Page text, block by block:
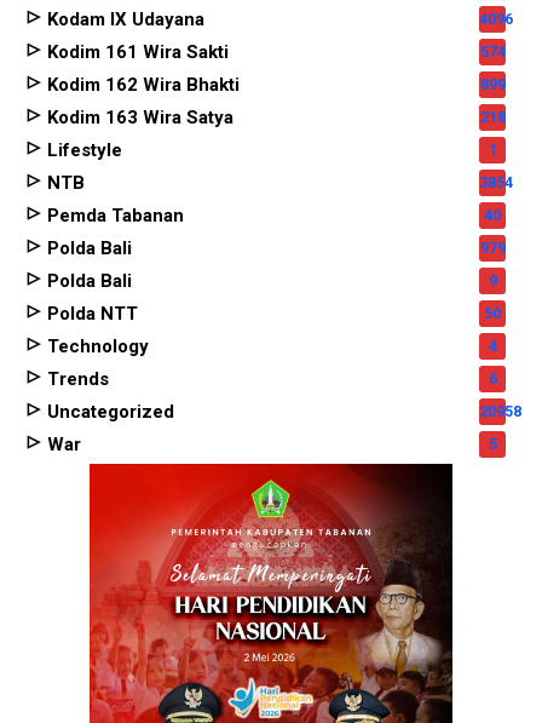
Kodam IX Udayana 4096
Kodim 161 Wira Sakti 574
Kodim 162 Wira Bhakti 899
Kodim 163 Wira Satya 218
Lifestyle 1
NTB 3854
Pemda Tabanan 40
Polda Bali 979
Polda Bali 9
Polda NTT 50
Technology 4
Trends 6
Uncategorized 20958
War 5